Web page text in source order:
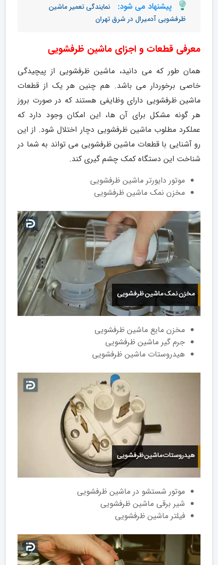
پیشنهاد می شود:
نمایندگی تعمیر ماشین
ظرفشویی آدمیرال در شرق تهران
معرفی قطعات و اجزای ماشین ظرفشویی
همان طور که می دانید، ماشین ظرفشویی از پیچیدگی
خاصی برخوردار می باشد. هم چنین هر یک از قطعات
ماشین ظرفشویی دارای وظایفی هستند که در صورت بروز
هر گونه مشکل برای آن ها، این امکان وجود دارد که
عملکرد مطلوب ماشین ظرفشویی دچار اختلال شود. از این
رو آشنایی با قطعات ماشین ظرفشویی می تواند به شما در
شناخت این دستگاه کمک چشم گیری کند.
موتور دایورتر ماشین ظرفشویی
مخزن نمک ماشین ظرفشویی
مخزن مایع ماشین ظرفشویی
جرم گیر ماشین ظرفشویی
هیدروستات ماشین ظرفشویی
موتور شستشو در ماشین ظرفشویی
شیر برقی ماشین ظرفشویی
فیلتر ماشین ظرفشویی